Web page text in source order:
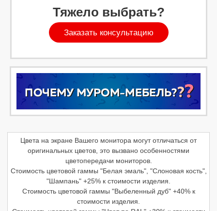
Тяжело выбрать?
Заказать консультацию
Цвета на экране Вашего монитора могут отличаться от
оригинальных цветов, это вызвано особенностями
цветопередачи мониторов.
Стоимость цветовой гаммы "Белая эмаль", "Слоновая кость",
"Шампань" +25% к стоимости изделия.
Стоимость цветовой гаммы "Выбеленный дуб" +40% к
стоимости изделия.